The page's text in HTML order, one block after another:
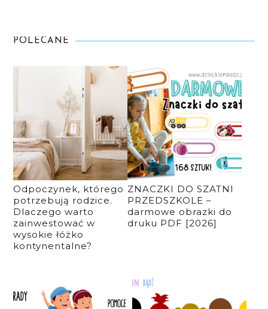
POLECANE
Odpoczynek, którego
potrzebują rodzice.
Dlaczego warto
zainwestować w
wysokie łóżko
kontynentalne?
ZNACZKI DO SZATNI
PRZEDSZKOLE –
darmowe obrazki do
druku PDF [2026]